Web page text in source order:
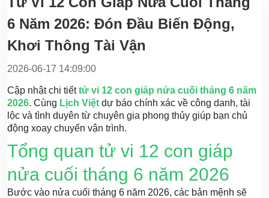
6 Năm 2026: Đón Đầu Biến Động,
Khơi Thông Tài Vận
2026-06-17 14:09:00
Cập nhật chi tiếttử vi 12 con giáp nửa cuối tháng 6 năm
2026. Cùng Lịch Việt dự báo chính xác về công danh, tài
lộc và tình duyên từ chuyên gia phong thủy giúp bạn chủ
động xoay chuyển vận trình.
Tổng quan tử vi 12 con giáp
nửa cuối tháng 6 năm 2026
Bước vào nửa cuối tháng 6 năm 2026, các bản mệnh sẽ